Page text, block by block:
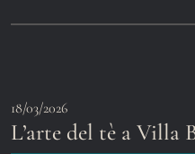
18/03/2026
L’arte del tè a Villa